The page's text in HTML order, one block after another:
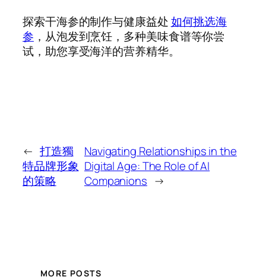
探索干海参的制作与健康益处 如何挑选海
参 ，从泡发到烹饪，多种美味食谱等你尝
试，助您享受海洋的营养精华。
← 打造獨
特品牌形象
的策略
Navigating Relationships in the
Digital Age: The Role of AI
Companions →
MORE POSTS